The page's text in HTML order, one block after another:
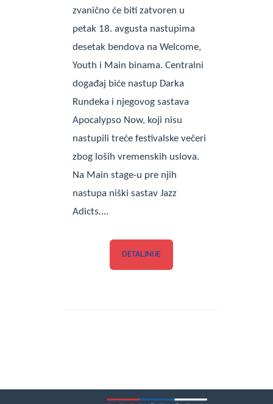
zvanično će biti zatvoren u
petak 18. avgusta nastupima
desetak bendova na Welcome,
Youth i Main binama. Centralni
događaj biće nastup Darka
Rundeka i njegovog sastava
Apocalypso Now, koji nisu
nastupili treće festivalske večeri
zbog loših vremenskih uslova.
Na Main stage-u pre njih
nastupa niški sastav Jazz
Adicts….
DETALJNIJE